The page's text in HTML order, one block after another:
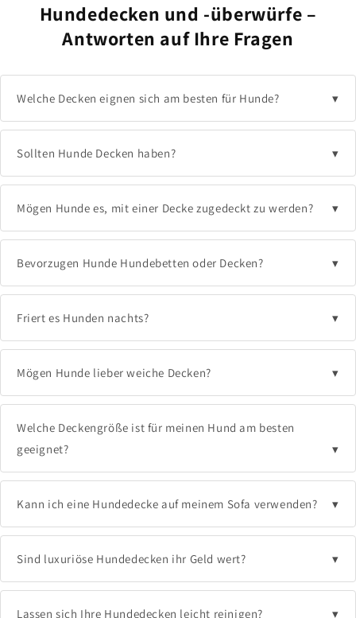
Hundedecken und -überwürfe –
Antworten auf Ihre Fragen
Welche Decken eignen sich am besten für Hunde?
Sollten Hunde Decken haben?
Mögen Hunde es, mit einer Decke zugedeckt zu werden?
Bevorzugen Hunde Hundebetten oder Decken?
Friert es Hunden nachts?
Mögen Hunde lieber weiche Decken?
Welche Deckengröße ist für meinen Hund am besten
geeignet?
Kann ich eine Hundedecke auf meinem Sofa verwenden?
Sind luxuriöse Hundedecken ihr Geld wert?
Lassen sich Ihre Hundedecken leicht reinigen?